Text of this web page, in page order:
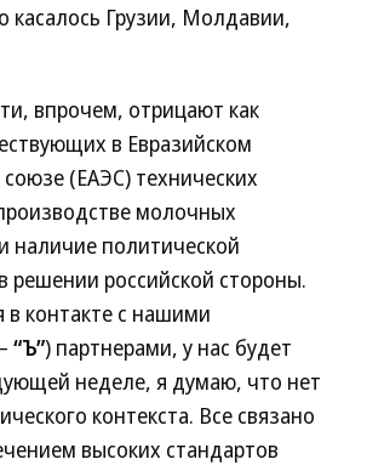
касалось Грузии, Молдавии,
впрочем, отрицают как
в Евразийском
(ЕАЭС) технических
молочных
наличие политической
решении российской стороны.
контакте с нашими
“Ъ”) партнерами, у нас будет
неделе, я думаю, что нет
контекста. Все связано
высоких стандартов